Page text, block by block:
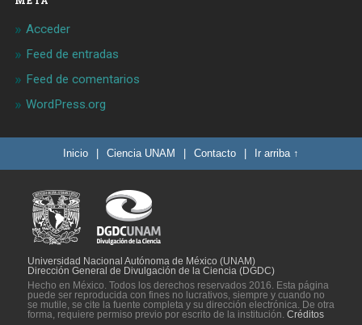
Acceder
Feed de entradas
Feed de comentarios
WordPress.org
Inicio | Ciencia UNAM | Contacto | Ir arriba ↑
Universidad Nacional Autónoma de México (UNAM)
Dirección General de Divulgación de la Ciencia (DGDC)
Hecho en México. Todos los derechos reservados 2016. Esta página
puede ser reproducida con fines no lucrativos, siempre y cuando no
se mutile, se cite la fuente completa y su dirección electrónica. De otra
forma, requiere permiso previo por escrito de la institución. Créditos